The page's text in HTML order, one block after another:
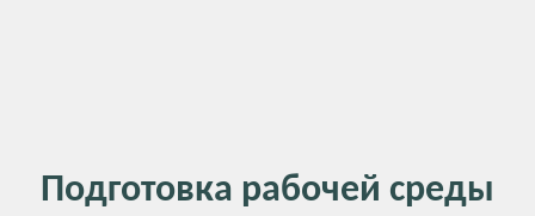
Подготовка рабочей среды